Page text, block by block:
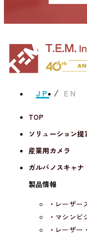
JP EN
TOP
ソリューション提
産業用カメラ
ガルバノスキャナ
製品情報
・レーザー
・マシン
・レーザー